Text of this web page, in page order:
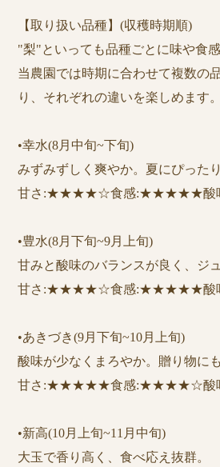
【取り扱い品種】(収穫時期順)
"梨"といっても品種ごとに味や食感
当農園では時期に合わせて複数の
り、それぞれの違いを楽しめます。
•幸水(8月中旬~下旬)
みずみずしく爽やか。夏にぴった
甘さ:★★★★☆食感:★★★★★
•豊水(8月下旬~9月上旬)
甘みと酸味のバランスが良く、ジ
甘さ:★★★★☆食感:★★★★★
•あきづき(9月下旬~10月上旬)
酸味が少なくまろやか。贈り物にも
甘さ:★★★★★食感:★★★★☆
•新高(10月上旬~11月中旬)
大玉で香り高く、食べ応え抜群。